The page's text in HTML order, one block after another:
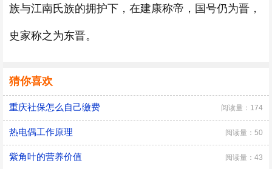
族与江南氏族的拥护下，在建康称帝，国号仍为晋，
史家称之为东晋。
猜你喜欢
重庆社保怎么自己缴费 阅读量：174
热电偶工作原理 阅读量：50
紫角叶的营养价值 阅读量：43